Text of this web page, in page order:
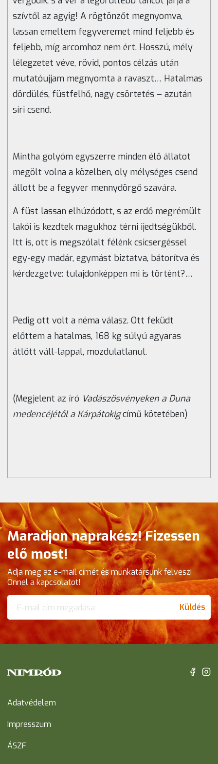
szívtől az agyig! A rögtönzőt megnyomva,
lassan emeltem fegyveremet mind feljebb és
feljebb, míg arcomhoz nem ért. Hosszú, mély
lélegzetet véve, rövid, pontos célzás után
mutatóujjam megnyomta a ravaszt… Hatalmas
dördülés, füstfelhő, nagy csörtetés – azután
síri csend.
Mintha golyóm egyszerre minden élő állatot
megölt volna a közelben, oly mélységes csend
állott be a fegyver mennydörgő szavára.
A füst lassan elhúzódott, s az erdő megrémült
lakói is kezdtek magukhoz térni ijedtségükből.
Itt is, ott is megszólalt félénk csicsergéssel
egy-egy madár, egymást biztatva, bátorítva és
kérdezgetve: tulajdonképpen mi is történt?…
Pedig ott volt a néma válasz. Ott feküdt
előttem a hatalmas, 168 kg súlyú agyaras
átlőtt váll-lappal, mozdulatlanul.
(Megjelent az író Vadászösvényeken a Duna
medencéjétől a Kárpátokigcímű kötetében)
Maradjon naprakész! Fizessen
elő most!
Adja meg az e-mail címét és munkatársunk felveszi
Önnel a kapcsolatot!
Küldés
Adatvédelem
Impresszum
ÁSZF